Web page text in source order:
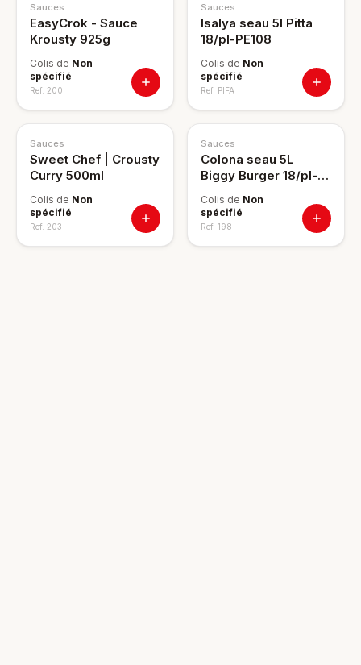
Sauces
EasyCrok - Sauce
Krousty 925g
Colis de Non
spécifié
Ref. 200
Sauces
Isalya seau 5l Pitta
18/pl-PE108
Colis de Non
spécifié
Ref. PIFA
Sauces
Sweet Chef | Crousty
Curry 500ml
Colis de Non
spécifié
Ref. 203
Sauces
Colona seau 5L
Biggy Burger 18/pl-
Colis de Non
spécifié
Ref. 198